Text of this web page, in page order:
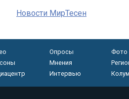
Новости МирТесен
Опросы
Фото
Мнения
Интервью